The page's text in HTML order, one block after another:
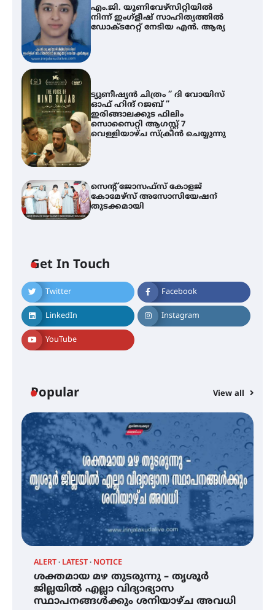
എം.ജി. യൂണിവേഴ്‌സിറ്റിയിൽ
നിന്ന് ഇംഗ്ളീഷ് സാഹിത്യത്തിൽ
ഡോക്ടറേറ്റ് നേടിയ എൻ. ആര്യ
ട്യുണീഷ്യൻ ചിത്രം ” ദി വോയിസ്
ഓഫ് ഹിന്ദ് റജബ് ”
ഇരിങ്ങാലക്കുട ഫിലിം
സൊസൈറ്റി ആഗസ്റ്റ് 7
വെള്ളിയാഴ്ച സ്‌ക്രീൻ ചെയ്യുന്നു
സെന്റ് ജോസഫ്സ് കോളജ്
കോമേഴ്‌സ് അസോസിയേഷന്
തുടക്കമായി
Get In Touch
Twitter Facebook
LinkedIn Instagram
YouTube
Popular View all
ALERT LATEST NOTICE
ശക്തമായ മഴ തുടരുന്നു – തൃശൂർ
ജില്ലയിൽ എല്ലാ വിദ്യാഭ്യാസ
സ്ഥാപനങ്ങൾക്കും ശനിയാഴ്ച അവധി
എം.ജി. യൂണിവേഴ്‌സിറ്റിയിൽ നിന്ന്
ഇംഗ്ളീഷ് സാഹിത്യത്തിൽ
ഡോക്ടറേറ്റ് നേടിയ എൻ. ആര്യ
വെള്ളിയാഴ്ച സ്‌ക്രീൻ ചെയ്യുന്നു
സെന്റ് ജോസഫ്സ് കോളജ്
കോമേഴ്‌സ് അസോസിയേഷന്
തുടക്കമായി
കോമേഴ്സ് എക്സ്പോയുമായി
എസ് എൻ ഹയർ സെക്കൻഡറി
വിദ്യാർത്ഥികൾ
സർഗ്ഗസാഹിതി- കവിതാസംഗമം
2026 കവിതാ ചർച്ച കാട്ടൂർ, ടി. കെ.
ബാലൻ ഹാളിൽ 16ന്